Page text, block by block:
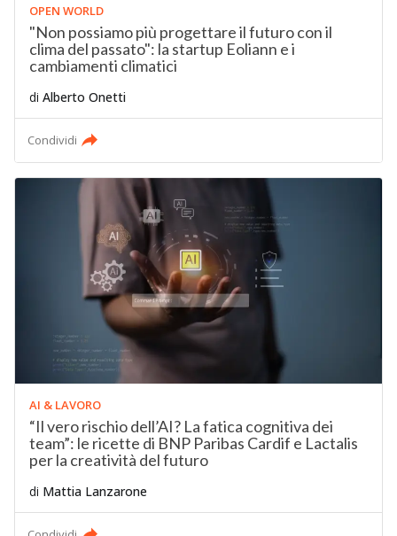
OPEN WORLD
"Non possiamo più progettare il futuro con il
clima del passato": la startup Eoliann e i
cambiamenti climatici
di Alberto Onetti
Condividi
AI & LAVORO
“Il vero rischio dell’AI? La fatica cognitiva dei
team”: le ricette di BNP Paribas Cardif e Lactalis
per la creatività del futuro
di Mattia Lanzarone